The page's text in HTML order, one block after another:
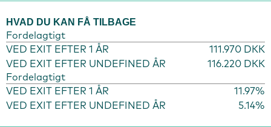
HVAD DU KAN FÅ TILBAGE
Fordelagtigt
VED EXIT EFTER 1 ÅR
111.970 DKK
VED EXIT EFTER UNDEFINED ÅR
116.220 DKK
Fordelagtigt
VED EXIT EFTER 1 ÅR
11.97%
VED EXIT EFTER UNDEFINED ÅR
5.14%